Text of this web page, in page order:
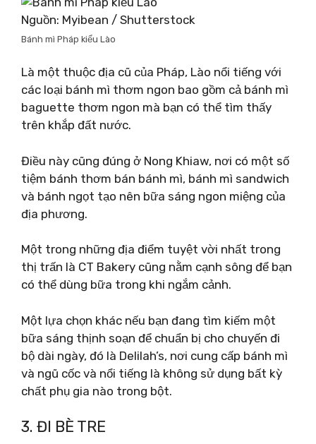
Nguồn: Myibean / Shutterstock
Bánh mì Pháp kiểu Lào
Là một thuộc địa cũ của Pháp, Lào nổi tiếng với
các loại bánh mì thơm ngon bao gồm cả bánh mì
baguette thơm ngon mà bạn có thể tìm thấy
trên khắp đất nước.
Điều này cũng đúng ở Nong Khiaw, nơi có một số
tiệm bánh thơm bán bánh mì, bánh mì sandwich
và bánh ngọt tạo nên bữa sáng ngon miệng của
địa phương.
Một trong những địa điểm tuyệt vời nhất trong
thị trấn là CT Bakery cũng nằm cạnh sông để bạn
có thể dùng bữa trong khi ngắm cảnh.
Một lựa chọn khác nếu bạn đang tìm kiếm một
bữa sáng thịnh soạn để chuẩn bị cho chuyến đi
bộ dài ngày, đó là Delilah’s, nơi cung cấp bánh mì
và ngũ cốc và nổi tiếng là không sử dụng bất kỳ
chất phụ gia nào trong bột.
3. ĐI BÈ TRE